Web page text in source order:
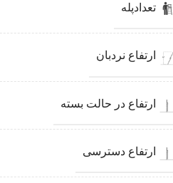
تعدادپله
ارتفاع نردبان
ارتفاع در حالت بسته
ارتفاع دسترسی